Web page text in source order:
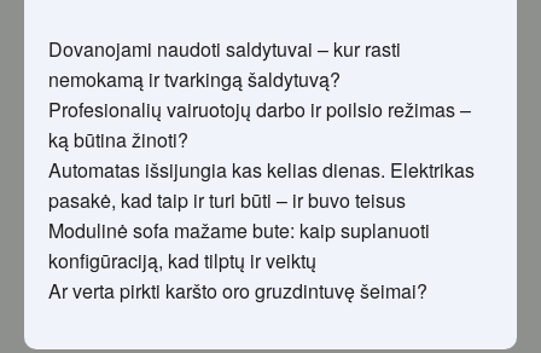
Dovanojami naudoti saldytuvai – kur rasti
nemokamą ir tvarkingą šaldytuvą?
Profesionalių vairuotojų darbo ir poilsio režimas –
ką būtina žinoti?
Automatas išsijungia kas kelias dienas. Elektrikas
pasakė, kad taip ir turi būti – ir buvo teisus
Modulinė sofa mažame bute: kaip suplanuoti
konfigūraciją, kad tilptų ir veiktų
Ar verta pirkti karšto oro gruzdintuvę šeimai?